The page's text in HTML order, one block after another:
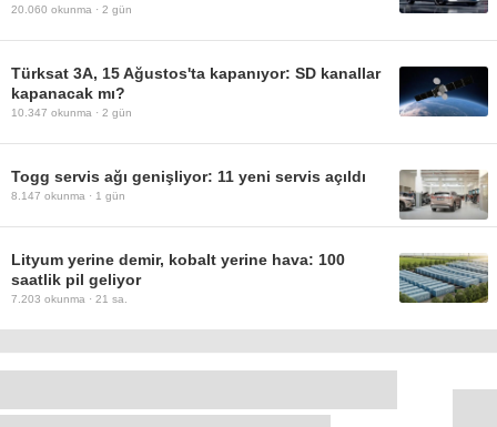
20.060 okunma · 2 gün
Türksat 3A, 15 Ağustos'ta kapanıyor: SD kanallar
kapanacak mı?
10.347 okunma · 2 gün
Togg servis ağı genişliyor: 11 yeni servis açıldı
8.147 okunma · 1 gün
Lityum yerine demir, kobalt yerine hava: 100
saatlik pil geliyor
7.203 okunma · 21 sa.